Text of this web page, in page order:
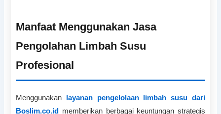
Manfaat Menggunakan Jasa
Pengolahan Limbah Susu
Profesional
Menggunakan layanan pengelolaan limbah susu dari
Boslim.co.id memberikan berbagai keuntungan strategis